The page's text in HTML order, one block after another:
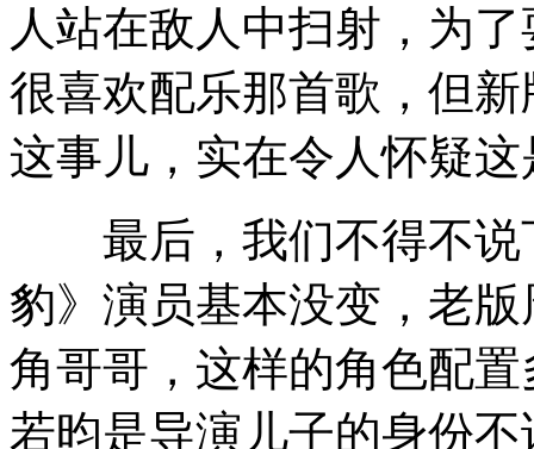
人站在敌人中扫射，为
很喜欢配乐那首歌，但
这事儿，实在令人怀疑
最后，我们不得不说
豹》演员基本没变，老
角哥哥，这样的角色配
若昀是导演儿子的身份